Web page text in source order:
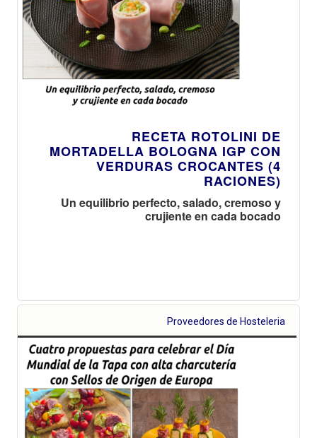
RECETA ROTOLINI DE
MORTADELLA BOLOGNA IGP CON
VERDURAS CROCANTES (4
RACIONES)
Un equilibrio perfecto, salado, cremoso y
crujiente en cada bocado
Proveedores de Hosteleria